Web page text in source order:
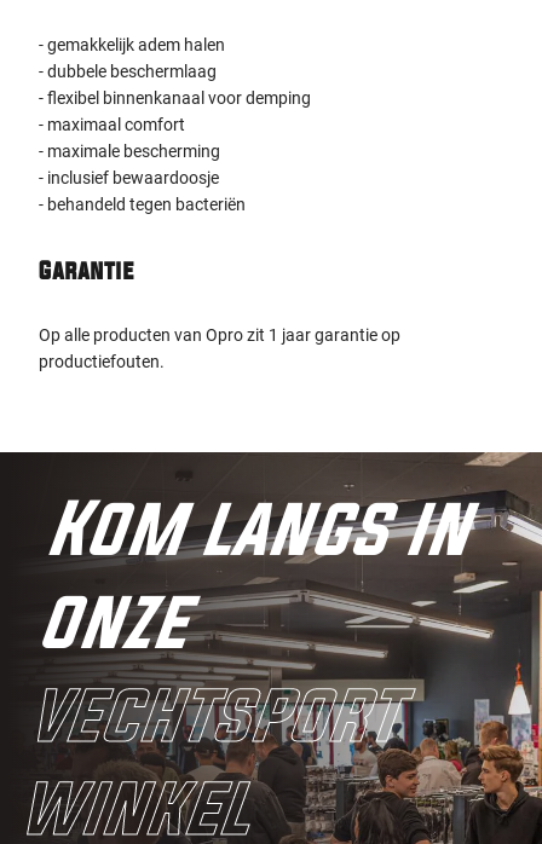
- gemakkelijk adem halen
- dubbele beschermlaag
- flexibel binnenkanaal voor demping
- maximaal comfort
- maximale bescherming
- inclusief bewaardoosje
- behandeld tegen bacteriën
Garantie
Op alle producten van Opro zit 1 jaar garantie op
productiefouten.
Kom langs in
onze
vechtsport
winkel